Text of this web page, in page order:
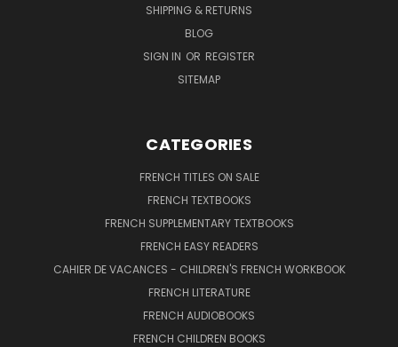
SHIPPING & RETURNS
BLOG
SIGN IN OR REGISTER
SITEMAP
CATEGORIES
FRENCH TITLES ON SALE
FRENCH TEXTBOOKS
FRENCH SUPPLEMENTARY TEXTBOOKS
FRENCH EASY READERS
CAHIER DE VACANCES - CHILDREN'S FRENCH WORKBOOK
FRENCH LITERATURE
FRENCH AUDIOBOOKS
FRENCH CHILDREN BOOKS